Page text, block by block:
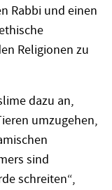
Rabbi und einen
Religionen zu
dazu an,
umzugehen,
sind
schreiten“,